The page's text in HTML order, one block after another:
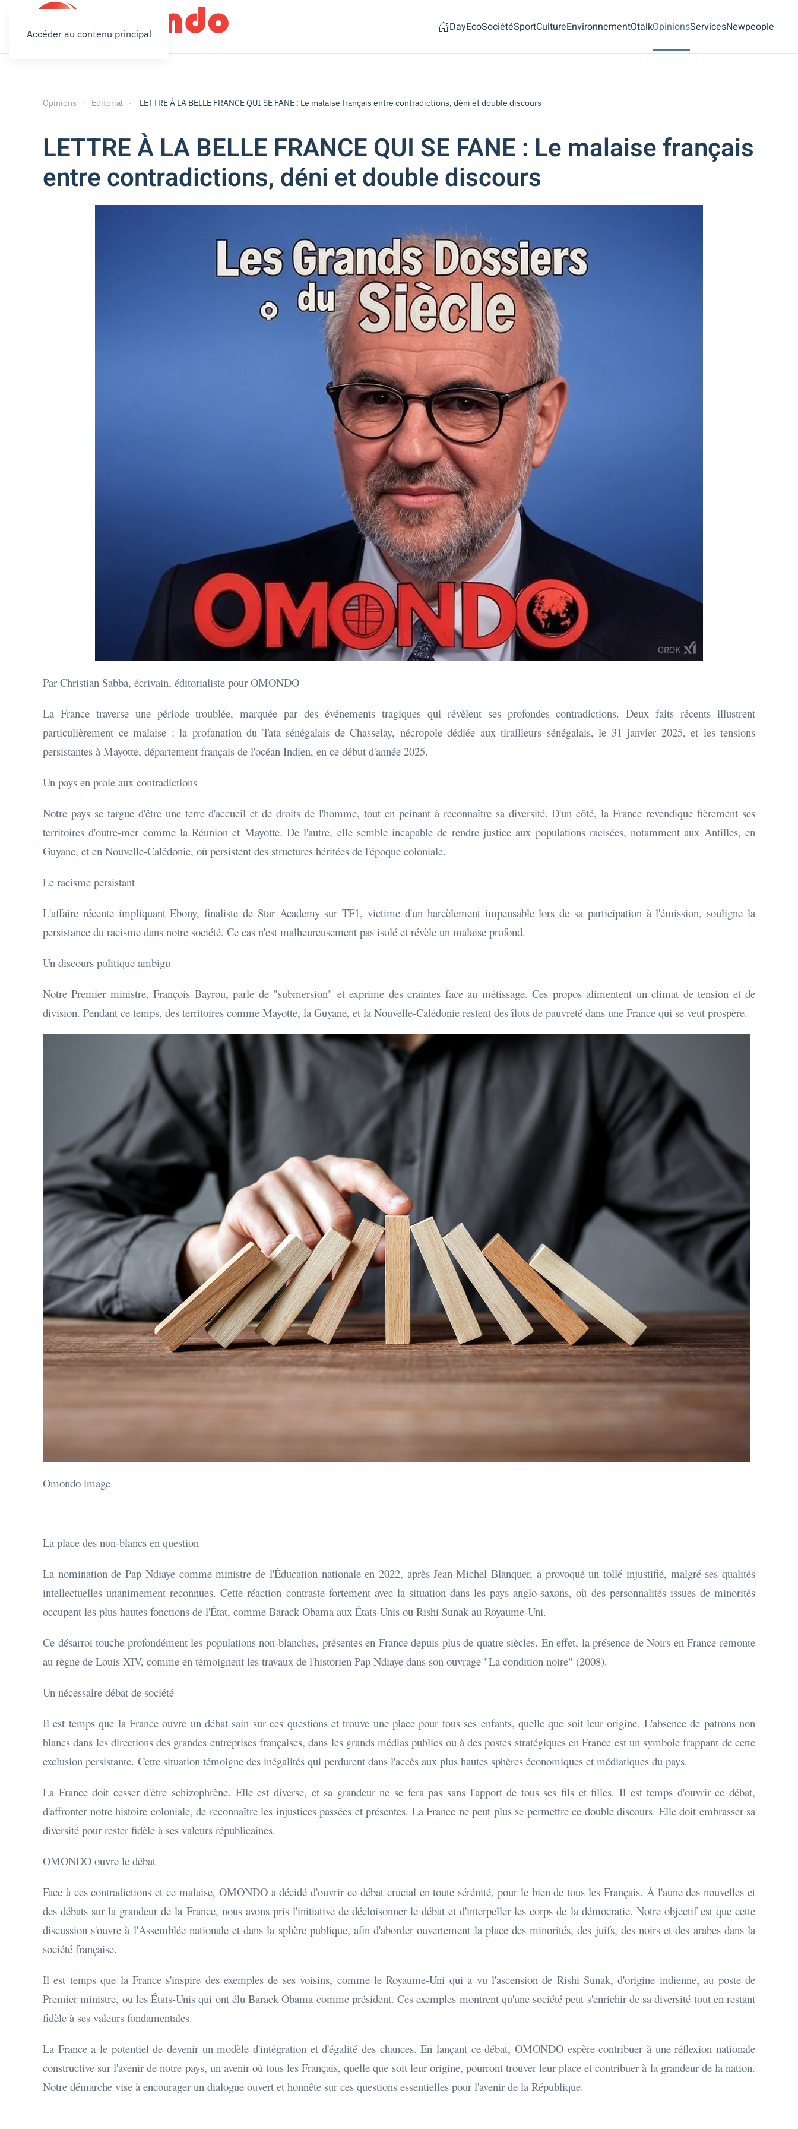
Accéder au contenu principal DayEcoSociétéSportCultureEnvironnementOtalkOpinionsServicesNewpeople
Opinions Editorial LETTRE À LA BELLE FRANCE QUI SE FANE : Le malaise français entre contradictions, déni et double discours
LETTRE À LA BELLE FRANCE QUI SE FANE : Le malaise français
entre contradictions, déni et double discours
Par Christian Sabba, écrivain, éditorialiste pour OMONDO
La France traverse une période troublée, marquée par des événements tragiques qui révèlent ses profondes contradictions. Deux faits récents illustrent
particulièrement ce malaise : la profanation du Tata sénégalais de Chasselay, nécropole dédiée aux tirailleurs sénégalais, le 31 janvier 2025, et les tensions
persistantes à Mayotte, département français de l'océan Indien, en ce début d'année 2025.
Un pays en proie aux contradictions
Notre pays se targue d'être une terre d'accueil et de droits de l'homme, tout en peinant à reconnaître sa diversité. D'un côté, la France revendique fièrement ses
territoires d'outre-mer comme la Réunion et Mayotte. De l'autre, elle semble incapable de rendre justice aux populations racisées, notamment aux Antilles, en
Guyane, et en Nouvelle-Calédonie, où persistent des structures héritées de l'époque coloniale.
Le racisme persistant
L'affaire récente impliquant Ebony, finaliste de Star Academy sur TF1, victime d'un harcèlement impensable lors de sa participation à l'émission, souligne la
persistance du racisme dans notre société. Ce cas n'est malheureusement pas isolé et révèle un malaise profond.
Un discours politique ambigu
Notre Premier ministre, François Bayrou, parle de "submersion" et exprime des craintes face au métissage. Ces propos alimentent un climat de tension et de
division. Pendant ce temps, des territoires comme Mayotte, la Guyane, et la Nouvelle-Calédonie restent des îlots de pauvreté dans une France qui se veut prospère.
Omondo image
La place des non-blancs en question
La nomination de Pap Ndiaye comme ministre de l'Éducation nationale en 2022, après Jean-Michel Blanquer, a provoqué un tollé injustifié, malgré ses qualités
intellectuelles unanimement reconnues. Cette réaction contraste fortement avec la situation dans les pays anglo-saxons, où des personnalités issues de minorités
occupent les plus hautes fonctions de l'État, comme Barack Obama aux États-Unis ou Rishi Sunak au Royaume-Uni.
Ce désarroi touche profondément les populations non-blanches, présentes en France depuis plus de quatre siècles. En effet, la présence de Noirs en France remonte
au règne de Louis XIV, comme en témoignent les travaux de l'historien Pap Ndiaye dans son ouvrage "La condition noire" (2008).
Un nécessaire débat de société
Il est temps que la France ouvre un débat sain sur ces questions et trouve une place pour tous ses enfants, quelle que soit leur origine. L'absence de patrons non
blancs dans les directions des grandes entreprises françaises, dans les grands médias publics ou à des postes stratégiques en France est un symbole frappant de cette
exclusion persistante. Cette situation témoigne des inégalités qui perdurent dans l'accès aux plus hautes sphères économiques et médiatiques du pays.
La France doit cesser d'être schizophrène. Elle est diverse, et sa grandeur ne se fera pas sans l'apport de tous ses fils et filles. Il est temps d'ouvrir ce débat,
d'affronter notre histoire coloniale, de reconnaître les injustices passées et présentes. La France ne peut plus se permettre ce double discours. Elle doit embrasser sa
diversité pour rester fidèle à ses valeurs républicaines.
OMONDO ouvre le débat
Face à ces contradictions et ce malaise, OMONDO a décidé d'ouvrir ce débat crucial en toute sérénité, pour le bien de tous les Français. À l'aune des nouvelles et
des débats sur la grandeur de la France, nous avons pris l'initiative de décloisonner le débat et d'interpeller les corps de la démocratie. Notre objectif est que cette
discussion s'ouvre à l'Assemblée nationale et dans la sphère publique, afin d'aborder ouvertement la place des minorités, des juifs, des noirs et des arabes dans la
société française.
Il est temps que la France s'inspire des exemples de ses voisins, comme le Royaume-Uni qui a vu l'ascension de Rishi Sunak, d'origine indienne, au poste de
Premier ministre, ou les États-Unis qui ont élu Barack Obama comme président. Ces exemples montrent qu'une société peut s'enrichir de sa diversité tout en restant
fidèle à ses valeurs fondamentales.
La France a le potentiel de devenir un modèle d'intégration et d'égalité des chances. En lançant ce débat, OMONDO espère contribuer à une réflexion nationale
constructive sur l'avenir de notre pays, un avenir où tous les Français, quelle que soit leur origine, pourront trouver leur place et contribuer à la grandeur de la nation.
Notre démarche vise à encourager un dialogue ouvert et honnête sur ces questions essentielles pour l'avenir de la République.